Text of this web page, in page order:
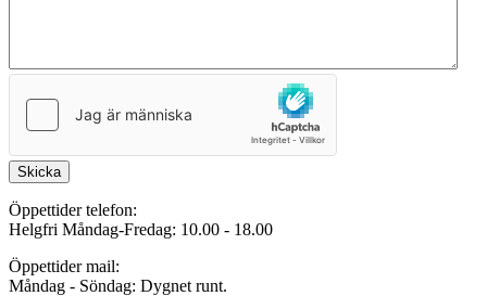
Skicka
Öppettider telefon:
Helgfri Måndag-Fredag: 10.00 - 18.00
Öppettider mail:
Måndag - Söndag: Dygnet runt.